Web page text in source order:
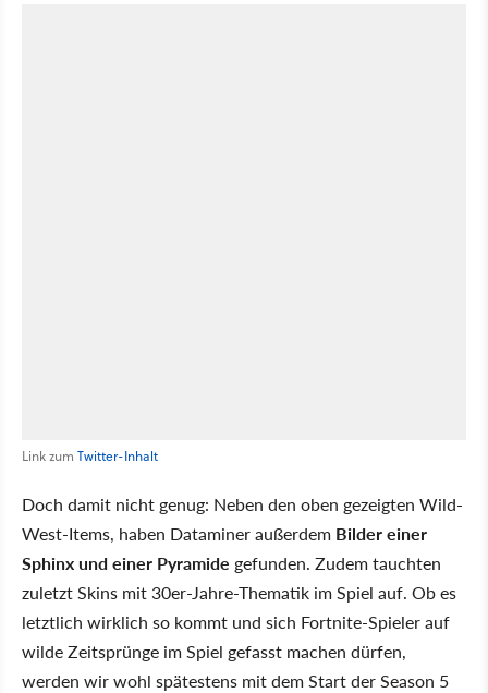
Link zum Twitter-Inhalt
Doch damit nicht genug: Neben den oben gezeigten Wild-
West-Items, haben Dataminer außerdem Bilder einer
Sphinx und einer Pyramide gefunden. Zudem tauchten
zuletzt Skins mit 30er-Jahre-Thematik im Spiel auf. Ob es
letztlich wirklich so kommt und sich Fortnite-Spieler auf
wilde Zeitsprünge im Spiel gefasst machen dürfen,
werden wir wohl spätestens mit dem Start der Season 5